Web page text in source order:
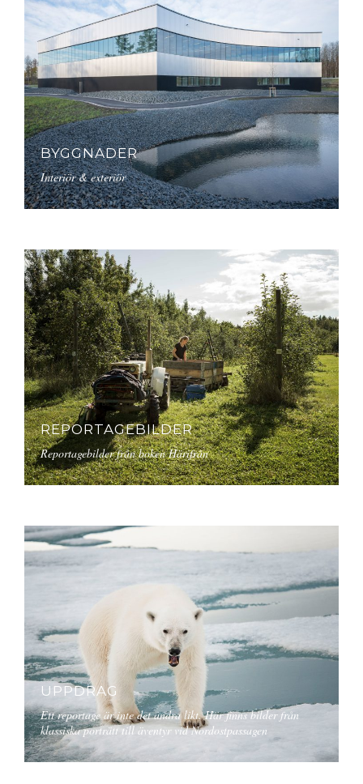
BYGGNADER
Interiör & exteriör
REPORTAGEBILDER
Reportagebilder från boken Härifrån
UPPDRAG
Ett reportage är inte det andra likt. Här finns bilder från
klassiska porträtt till äventyr vid Nordostpassagen